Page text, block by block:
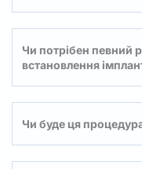
Чи потрібен певний
встановлення
Чи буде ця